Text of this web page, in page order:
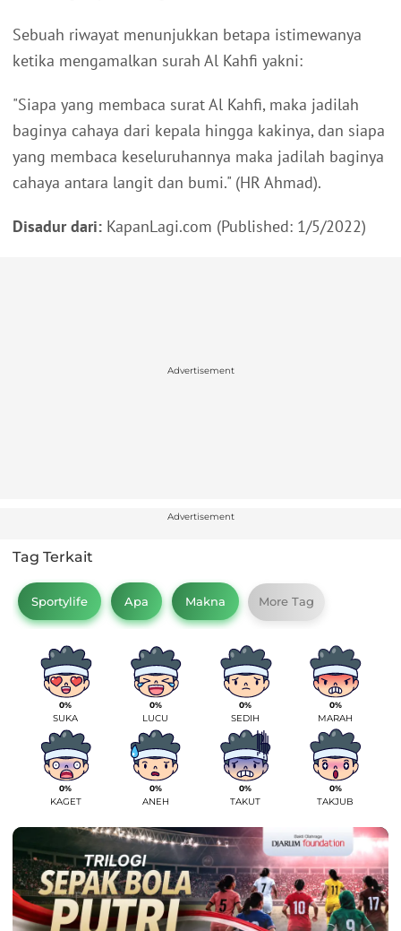
Sebuah riwayat menunjukkan betapa istimewanya
ketika mengamalkan surah Al Kahfi yakni:
"Siapa yang membaca surat Al Kahfi, maka jadilah
baginya cahaya dari kepala hingga kakinya, dan siapa
yang membaca keseluruhannya maka jadilah baginya
cahaya antara langit dan bumi." (HR Ahmad).
Disadur dari: KapanLagi.com (Published: 1/5/2022)
Advertisement
Advertisement
Tag Terkait
Sportylife Apa Makna More Tag
0%
SUKA
0%
LUCU
0%
SEDIH
0%
MARAH
0%
KAGET
0%
ANEH
0%
TAKUT
0%
TAKJUB